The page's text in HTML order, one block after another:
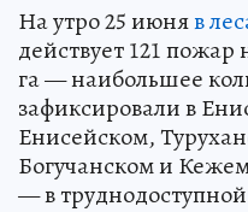
На утро 25 июняв
действует 121
га — наибольшее
зафиксировали в
Енисейском,
Богучанском и
— в